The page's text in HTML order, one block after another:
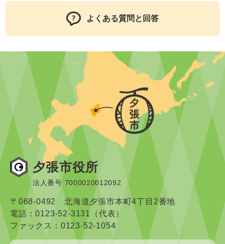
よくある質問と回答
夕張市役所
法人番号 7000020012092
〒068-0492 北海道夕張市本町4丁目2番地
電話：0123-52-3131（代表）
ファックス：0123-52-1054